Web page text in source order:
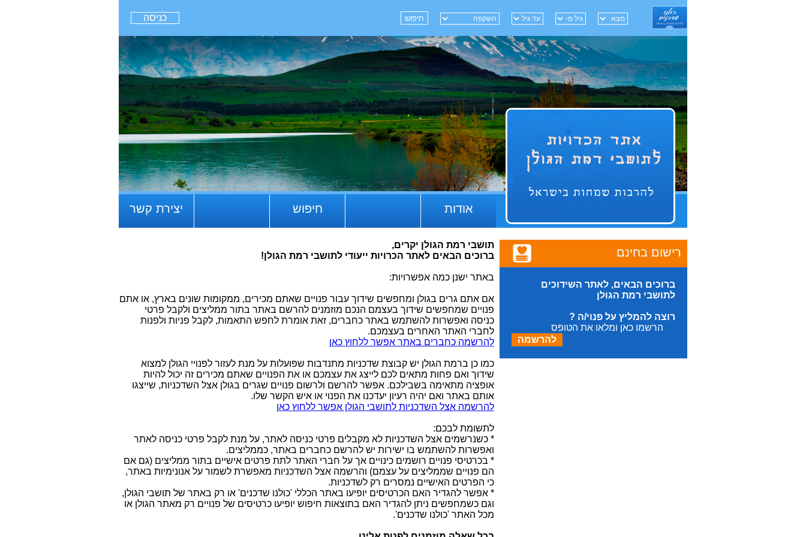
כניסה
יצירת קשר חיפוש אודות
רישום בחינם
ברוכים הבאים, לאתר השידוכים
לתושבי רמת הגולן
רוצה להמליץ על פנוי/ה ?
הרשמו כאן ומלאו את הטופס
להרשמה
תושבי רמת הגולן יקרים,
ברוכים הבאים לאתר הכרויות ייעודי לתושבי רמת הגולן!
באתר ישנן כמה אפשרויות:
אם אתם גרים בגולן ומחפשים שידוך עבור פנויים שאתם מכירים, ממקומות שונים בארץ, או אתם
פנויים שמחפשים שידוך בעצמם הנכם מוזמנים להרשם באתר בתור ממליצים ולקבל פרטי
כניסה ואפשרות להשתמש באתר כחברים, זאת אומרת לחפש התאמות, לקבל פניות ולפנות
לחברי האתר האחרים בעצמכם.
להרשמה כחברים באתר אפשר ללחוץ כאן
כמו כן ברמת הגולן יש קבוצת שדכניות מתנדבות שפועלות על מנת לעזור לפנויי הגולן למצוא
שידוך ואם פחות מתאים לכם לייצג את עצמכם או את הפנויים שאתם מכירים זה יכול להיות
אופציה מתאימה בשבילכם. אפשר להרשם ולרשום פנויים שגרים בגולן אצל השדכניות, שייצגו
אותם באתר ואם יהיה רעיון יעדכנו את הפנוי או איש הקשר שלו.
להרשמה אצל השדכניות לתושבי הגולן אפשר ללחוץ כאן
לתשומת לבכם:
* כשנרשמים אצל השדכניות לא מקבלים פרטי כניסה לאתר, על מנת לקבל פרטי כניסה לאתר
ואפשרות להשתמש בו ישירות יש להרשם כחברים באתר, כממליצים.
* בכרטיסי פנויים רושמים כינויים אך על חברי האתר לתת פרטים אישיים בתור ממליצים (גם אם
הם פנויים שממליצים על עצמם) והרשמה אצל השדכניות מאפשרת לשמור על אנונימיות באתר,
כי הפרטים האישיים נמסרים רק לשדכניות.
* אפשר להגדיר האם הכרטיסים יופיעו באתר הכללי 'כולנו שדכנים' או רק באתר של תושבי הגולן,
וגם כשמחפשים ניתן להגדיר האם בתוצאות חיפוש יופיעו כרטיסים של פנויים רק מאתר הגולן או
מכל האתר 'כולנו שדכנים'.